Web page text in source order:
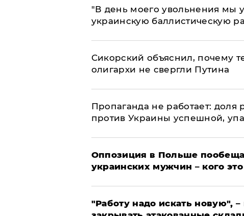
​"В день моего увольнения мы
украинскую баллистическую
Сикорский объяснил, почему
олигархи не свергли Путина
​Пропаганда не работает:
против Украины успешной,
Оппозиция в Польше
украинских мужчин – кого
"Работу надо искать новую",